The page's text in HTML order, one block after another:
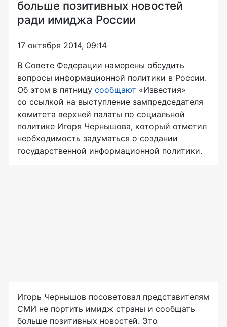
больше позитивных новостей
ради имиджа России
17 октября 2014, 09:14
В Совете Федерации намерены обсудить
вопросы информационной политики в России.
Об этом в пятницу сообщают «Известия»
со ссылкой на выступление зампредседателя
комитета верхней палаты по социальной
политике Игоря Чернышова, который отметил
необходимость задуматься о создании
государственной информационной политики.
Игорь Чернышов посоветовал представителям
СМИ не портить имидж страны и сообщать
больше позитивных новостей. Это